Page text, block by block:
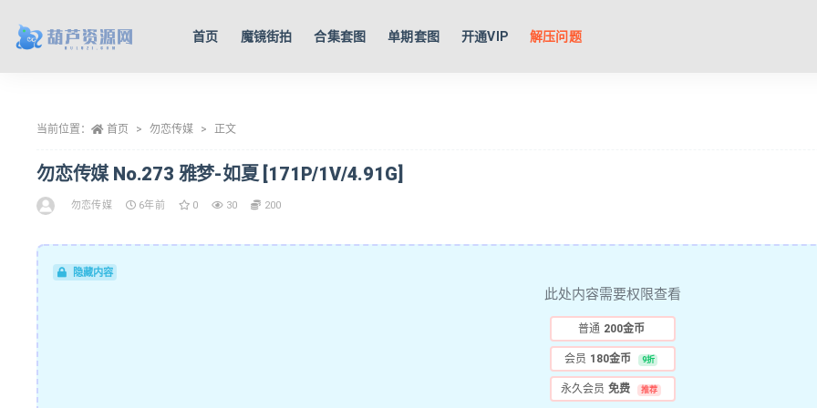
首页 魔镜街拍 合集套图 单期套图 开通VIP 解压问题
当前位置： 首页 勿恋传媒 正文
勿恋传媒 No.273 雅梦-如夏 [171P/1V/4.91G]
勿恋传媒 6年前 0 30 200
隐藏内容
此处内容需要权限查看
普通 200金币
会员 180金币 9折
永久会员 免费 推荐
全部